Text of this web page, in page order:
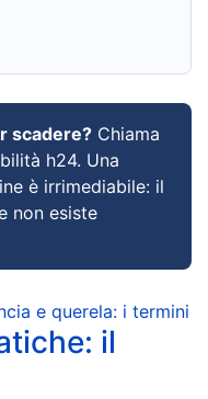
scadere? Chiama
h24. Una
è irrimediabile: il
non esiste
e querela: i termini
il